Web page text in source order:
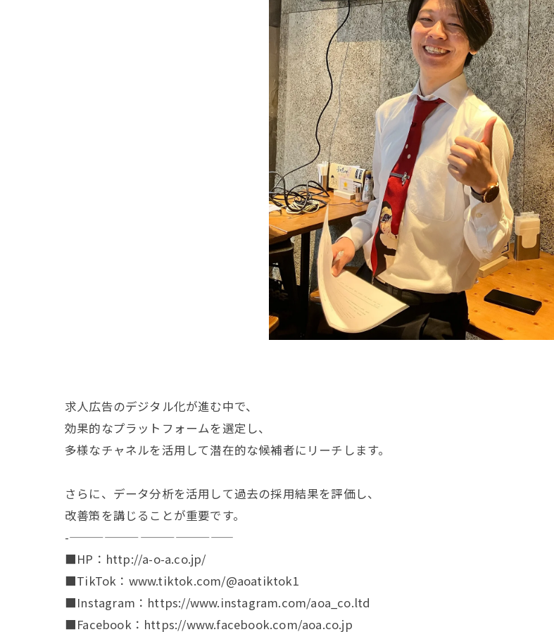
求人広告のデジタル化が進む中で、
効果的なプラットフォームを選定し、
多様なチャネルを活用して潜在的な候補者にリーチします。
さらに、データ分析を活用して過去の採用結果を評価し、
改善策を講じることが重要です。
-——————————————
■HP：http://a-o-a.co.jp/
■TikTok：www.tiktok.com/@aoatiktok1
■Instagram：https://www.instagram.com/aoa_co.ltd
■Facebook：https://www.facebook.com/aoa.co.jp